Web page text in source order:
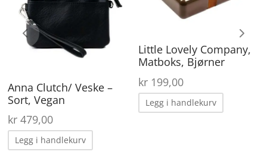
Anna Clutch/ Veske –
Sort, Vegan
kr479,00
Legg i handlekurv
Little Lovely Company,
Matboks, Bjørner
kr199,00
Legg i handlekurv